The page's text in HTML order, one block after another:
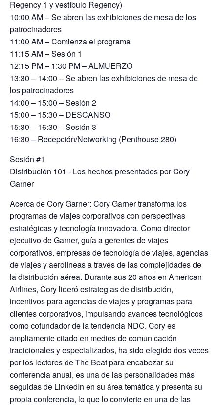
Regency 1 y vestíbulo Regency)
10:00 AM – Se abren las exhibiciones de mesa de los
patrocinadores
11:00 AM – Comienza el programa
11:15 AM – Sesión 1
12:15 PM – 1:30 PM – ALMUERZO
13:30 – 14:00 – Se abren las exhibiciones de mesa de
los patrocinadores
14:00 – 15:00 – Sesión 2
15:00 – 15:30 – DESCANSO
15:30 – 16:30 – Sesión 3
16:30 – Recepción/Networking (Penthouse 280)
Sesión #1
Distribución 101 - Los hechos presentados por Cory
Garner
Acerca de Cory Garner: Cory Garner transforma los
programas de viajes corporativos con perspectivas
estratégicas y tecnología innovadora. Como director
ejecutivo de Garner, guía a gerentes de viajes
corporativos, empresas de tecnología de viajes, agencias
de viajes y aerolíneas a través de las complejidades de
la distribución aérea. Durante sus 20 años en American
Airlines, Cory lideró estrategias de distribución,
incentivos para agencias de viajes y programas para
clientes corporativos, impulsando avances tecnológicos
como cofundador de la tendencia NDC. Cory es
ampliamente citado en medios de comunicación
tradicionales y especializados, ha sido elegido dos veces
por los lectores de The Beat para encabezar su
conferencia anual, es una de las personalidades más
seguidas de LinkedIn en su área temática y presenta su
propia conferencia, lo que lo convierte en una de las